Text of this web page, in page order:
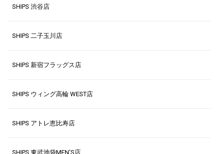
SHIPS 渋谷店
SHIPS 二子玉川店
SHIPS 新宿フラッグス店
SHIPS ウィング高輪 WEST店
SHIPS アトレ恵比寿店
SHIPS 東武池袋MEN'S店